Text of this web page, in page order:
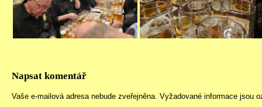
Napsat komentář
Vaše e-mailová adresa nebude zveřejněna. Vyžadované informace jsou